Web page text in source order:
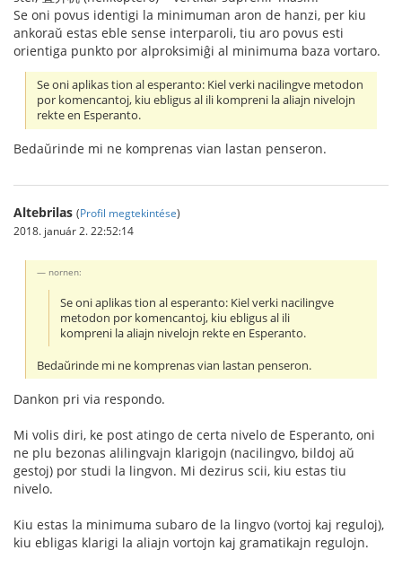
Se oni povus identigi la minimuman aron de hanzi, per kiu
ankoraŭ estas eble sense interparoli, tiu aro povus esti
orientiga punkto por alproksimiĝi al minimuma baza vortaro.
Se oni aplikas tion al esperanto: Kiel verki nacilingve metodon
por komencantoj, kiu ebligus al ili kompreni la aliajn nivelojn
rekte en Esperanto.
Bedaŭrinde mi ne komprenas vian lastan penseron.
Altebrilas (Profil megtekintése)
2018. január 2. 22:52:14
nornen:
Se oni aplikas tion al esperanto: Kiel verki nacilingve
metodon por komencantoj, kiu ebligus al ili
kompreni la aliajn nivelojn rekte en Esperanto.
Bedaŭrinde mi ne komprenas vian lastan penseron.
Dankon pri via respondo.
Mi volis diri, ke post atingo de certa nivelo de Esperanto, oni
ne plu bezonas alilingvajn klarigojn (nacilingvo, bildoj aŭ
gestoj) por studi la lingvon. Mi dezirus scii, kiu estas tiu
nivelo.
Kiu estas la minimuma subaro de la lingvo (vortoj kaj reguloj),
kiu ebligas klarigi la aliajn vortojn kaj gramatikajn regulojn.